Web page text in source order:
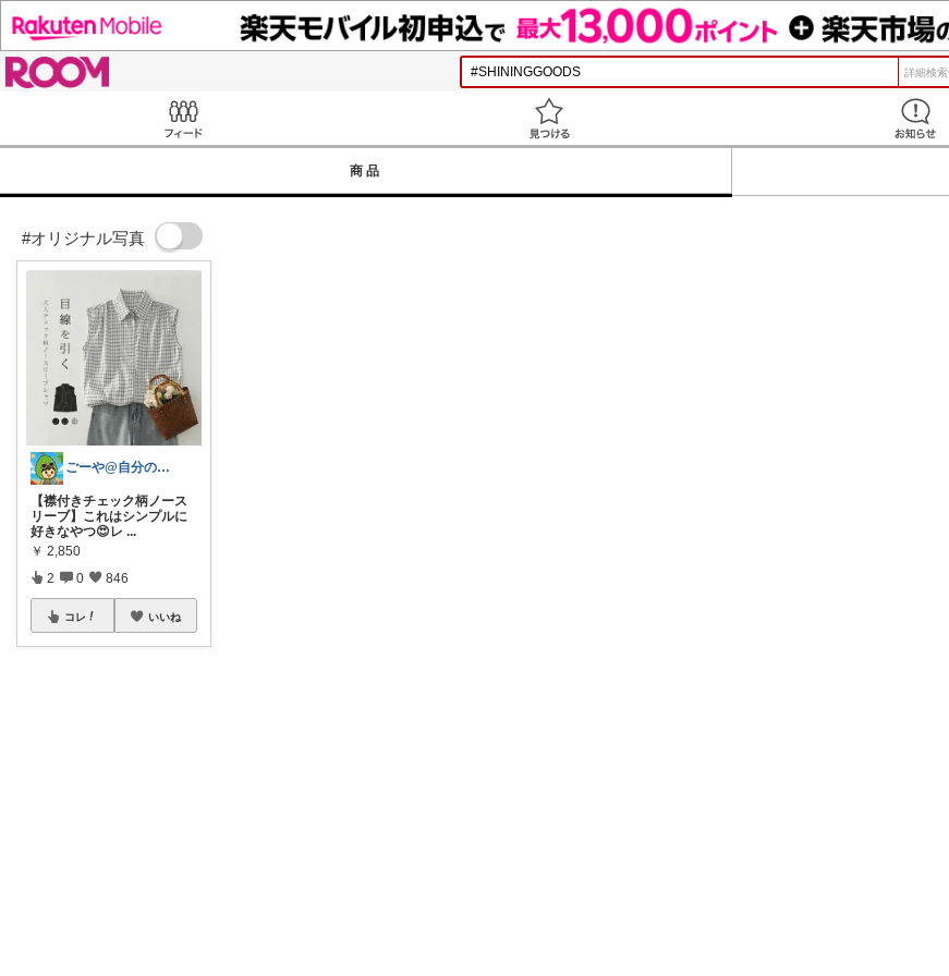
詳細検索
商品
#オリジナル写真
ごーや@自分の機嫌は自分でとる人🌻
【襟付きチェック柄ノース
リーブ】これはシンプルに
好きなやつ😍レ ...
￥ 2,850
2 0 846
コレ いいね